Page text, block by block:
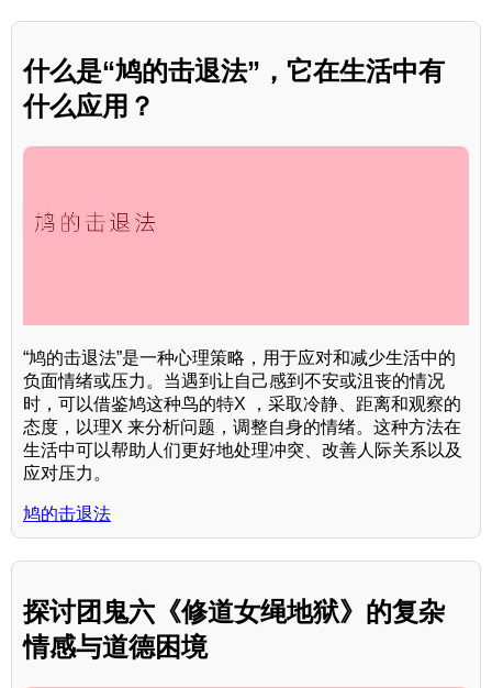
什么是“鸠的击退法”，它在生活中有
什么应用？
“鸠的击退法”是一种心理策略，用于应对和减少生活中的
负面情绪或压力。当遇到让自己感到不安或沮丧的情况
时，可以借鉴鸠这种鸟的特X ，采取冷静、距离和观察的
态度，以理X 来分析问题，调整自身的情绪。这种方法在
生活中可以帮助人们更好地处理冲突、改善人际关系以及
应对压力。
鸠的击退法
探讨团鬼六《修道女绳地狱》的复杂
情感与道德困境